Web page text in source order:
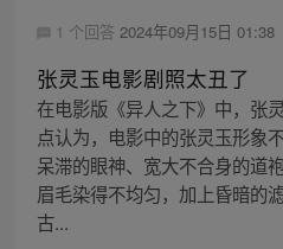
1 个回答 2024年09月15日 01:38
张灵玉电影剧照太丑了
在电影版《异人之下》中，张
点认为，电影中的张灵玉形象
呆滞的眼神、宽大不合身的道
眉毛染得不均匀，加上昏暗的
古...